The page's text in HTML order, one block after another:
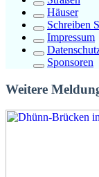
Häuser
Schreiben
Impressum
Sponsoren
Weitere